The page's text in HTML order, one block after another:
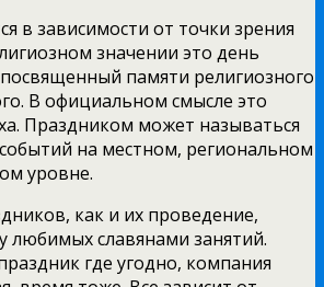
в зависимости от точки зрения
значении это день
памяти религиозного
В официальном смысле это
Праздником может называться
на местном, региональном
уровне.
как и их проведение,
любимых славянами занятий.
где угодно, компания